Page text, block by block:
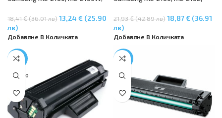
ML-2168, SCX-3400, SCX-3400F,
SCX-3405, SCX-3405F, SCX-
3405W, SF-760P
18,41 € (36.01 лв)13,24 € (25.90
лв)
Добавяне В Количката
SCX-3400F, SCX3-400FW, SCX-
3405F, SCX-3405FW
21,93 € (42.89 лв)18,87 € (36.91
лв)
Добавяне В Количката
-38%
SOLD O
-44%